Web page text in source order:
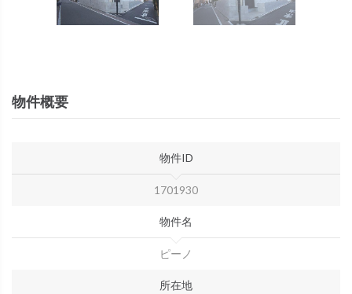
物件概要
物件ID
1701930
物件名
ピーノ
所在地